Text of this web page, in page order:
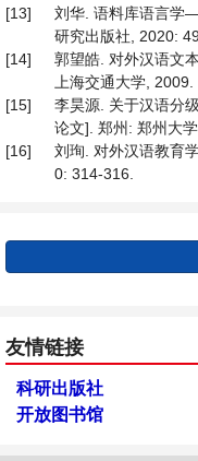
[13]
刘华. 语料库语言学
研究出版社, 2020:
[14]
郭望皓. 对外汉语文
上海交通大学, 2009.
[15]
李昊源. 关于汉语分
论文]. 郑州: 郑州大
[16]
刘珣. 对外汉语教育
0: 314-316.
友情链接
科研出版社
开放图书馆